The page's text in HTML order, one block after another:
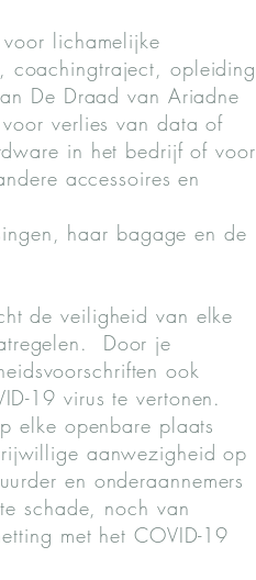
lichamelijke
coachingtraject, opleiding
De Draad van Ariadne
verlies van data of
in het bedrijf of voor
accessoires en
haar bagage en de
de veiligheid van elke
Door je
ook
19 virus te vertonen.
elke openbare plaats
aanwezigheid op
en onderaannemers
schade, noch van
met het COVID-19